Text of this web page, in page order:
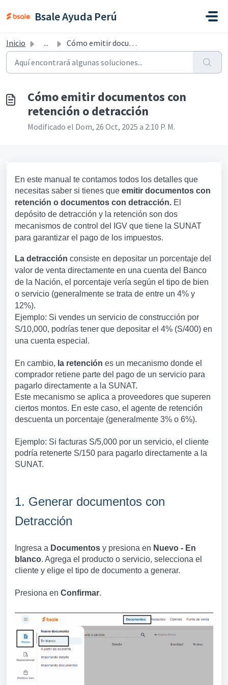
Bsale Ayuda Perú
Inicio ... Cómo emitir documentos con retención o detracción
Cómo emitir documentos con
retención o detracción
Modificado el Dom, 26 Oct, 2025 a 2:10 P. M.
En este manual te contamos todos los detalles que
necesitas saber si tienes que emitir documentos con
retención o documentos con detracción. El
depósito de detracción y la retención son dos
mecanismos de control del IGV que tiene la SUNAT
para garantizar el pago de los impuestos.
La detracción consiste en depositar un porcentaje del
valor de venta directamente en una cuenta del Banco
de la Nación, el porcentaje vería según el tipo de bien
o servicio (generalmente se trata de entre un 4% y
12%).
Ejemplo: Si vendes un servicio de construcción por
S/10,000, podrías tener que depositar el 4% (S/400) en
una cuenta especial.
En cambio, la retención es un mecanismo donde el
comprador retiene parte del pago de un servicio para
pagarlo directamente a la SUNAT.
Este mecanismo se aplica a proveedores que superen
ciertos montos. En este caso, el agente de retención
descuenta un porcentaje (generalmente 3% o 6%).
Ejemplo: Si facturas S/5,000 por un servicio, el cliente
podría retenerte S/150 para pagarlo directamente a la
SUNAT.
1. Generar documentos con
Detracción
Ingresa a Documentos y presiona en Nuevo - En
blanco. Agrega el producto o servicio, selecciona el
cliente y elige el tipo de documento a generar.
Presiona en Confirmar.